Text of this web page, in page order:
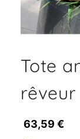
Tote
rêveur
63,59 €